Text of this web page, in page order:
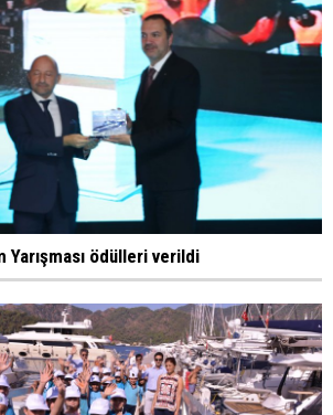
Yarışması ödülleri verildi